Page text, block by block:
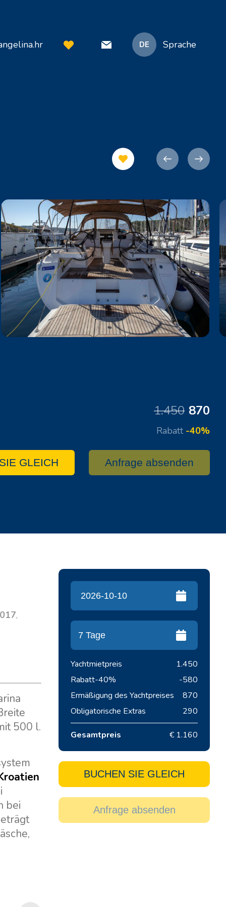
DE Sprache
1.450 870
Rabatt -40%
GLEICH Anfrage absenden
,
500 l.
bei
Yachtmietpreis
1.450
Rabatt-40%
-580
Ermäßigung des Yachtpreises
870
Obligatorische Extras
290
Gesamtpreis € 1.160
BUCHEN SIE GLEICH
Anfrage absenden